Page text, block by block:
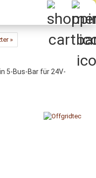
»
5-Bus-Bar für 24V-